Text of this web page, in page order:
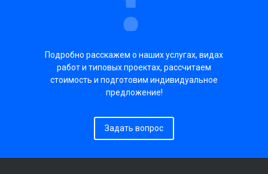
Подробно расскажем о наших услугах, видах
работ и типовых проектах, рассчитаем
стоимость и подготовим индивидуальное
предложение!
Задать вопрос